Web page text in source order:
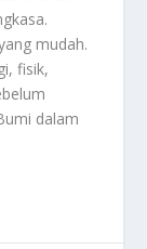
mudah.
fisik,
dalam